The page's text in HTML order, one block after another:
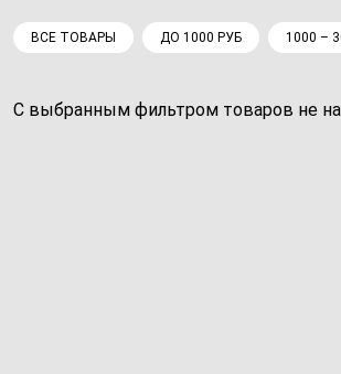
ВСЕ ТОВАРЫ ДО 1000 РУБ 1000 –
С выбранным фильтром товаров не